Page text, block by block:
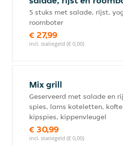
5 stuks met salade, rijst,
roomboter
€ 27,99
incl. statiegeld (€ 0,00)
Mix grill
Geserveerd met salade en
spies, lams koteletten,
kipspies, kippenvleugel
€ 30,99
incl. statiegeld (€ 0,00)